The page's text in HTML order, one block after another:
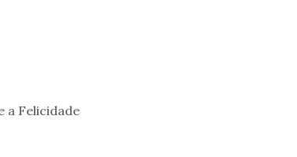
a Felicidade